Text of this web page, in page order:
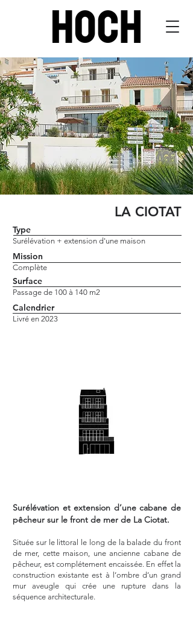
LA CIOTAT
Type
Surélévation + extension d'une maison
Mission
Complète
Surface
Passage de 100 à 140 m2
Calendrier
Livré en 2023
Surélévation et extension d’une cabane de
pêcheur sur le front de mer de La Ciotat.
Située sur le littoral le long de la balade du front
de mer, cette maison, une ancienne cabane de
pêcheur, est comp létement encaissée. En effet la
construction existante est à l’ombre d’un grand
mur aveugle qui crée une rupture dans la
séquence architecturale.